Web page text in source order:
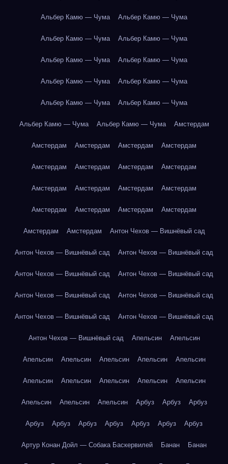
Альбер Камю — Чума Альбер Камю — Чума
Альбер Камю — Чума Альбер Камю — Чума
Альбер Камю — Чума Альбер Камю — Чума
Альбер Камю — Чума Альбер Камю — Чума
Альбер Камю — Чума Альбер Камю — Чума
Альбер Камю — Чума Альбер Камю — Чума Амстердам
Амстердам Амстердам Амстердам Амстердам
Амстердам Амстердам Амстердам Амстердам
Амстердам Амстердам Амстердам Амстердам
Амстердам Амстердам Амстердам Амстердам
Амстердам Амстердам Антон Чехов — Вишнёвый сад
Антон Чехов — Вишнёвый сад Антон Чехов — Вишнёвый сад
Антон Чехов — Вишнёвый сад Антон Чехов — Вишнёвый сад
Антон Чехов — Вишнёвый сад Антон Чехов — Вишнёвый сад
Антон Чехов — Вишнёвый сад Антон Чехов — Вишнёвый сад
Антон Чехов — Вишнёвый сад Апельсин Апельсин
Апельсин Апельсин Апельсин Апельсин Апельсин
Апельсин Апельсин Апельсин Апельсин Апельсин
Апельсин Апельсин Апельсин Арбуз Арбуз Арбуз
Арбуз Арбуз Арбуз Арбуз Арбуз Арбуз Арбуз
Артур Конан Дойл — Собака Баскервилей Банан Банан